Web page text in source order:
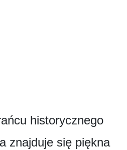
historycznego
znajduje się piękna